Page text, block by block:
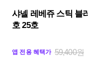
샤넬 레베쥬 스틱 블
호 25호
앱 전용 혜택가 59,400원